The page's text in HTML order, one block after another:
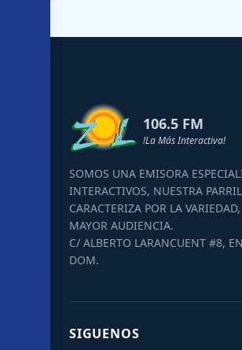
106.5 FM
!La Más Interactiva!
SOMOS UNA EMISORA
INTERACTIVOS, NUESTRA
CARACTERIZA POR LA
MAYOR AUDIENCIA.
C/ ALBERTO LARANCUENT #8,
DOM.
SIGUENOS